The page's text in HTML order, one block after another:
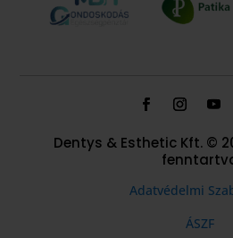
Dentys & Esthetic Kft. ©
Adatvédelmi
ÁSZF